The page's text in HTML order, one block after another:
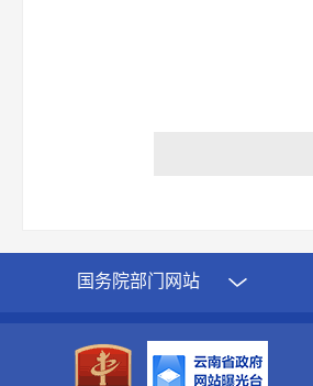
国务院部门网站